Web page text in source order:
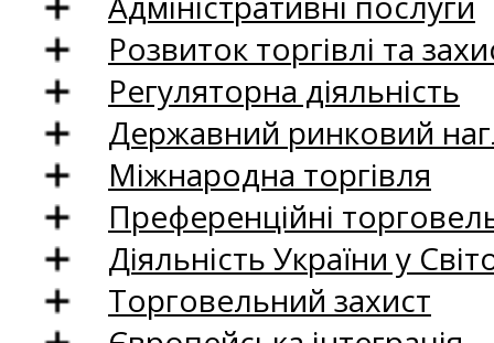
Розвиток торгівлі та
Регуляторна діяльність
Державний ринковий
Міжнародна торгівля
Преференційні
Діяльність України у
Торговельний захист